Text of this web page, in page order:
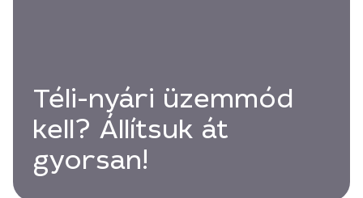
Téli-nyári üzemmód
kell? Állítsuk át
gyorsan!